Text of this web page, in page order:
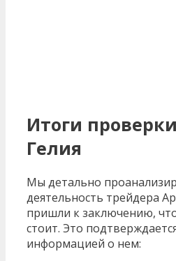
Итоги
Гелия
Мы детально
деятельность трейдера
пришли к заключению,
стоит. Это
информацией о нем: